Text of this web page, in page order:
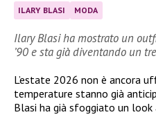
ILARY BLASI MODA
Ilary Blasi ha mostrato un
’90 e sta già diventando un
L’estate 2026 non è ancora
temperature stanno già
Blasi ha già sfoggiato un